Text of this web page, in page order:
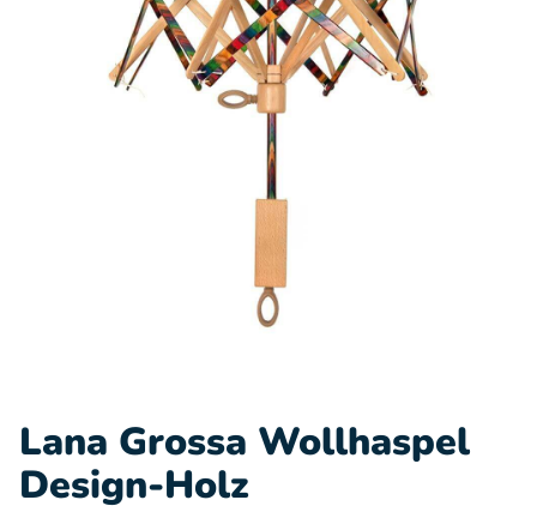
Lana Grossa Wollhaspel
Design-Holz